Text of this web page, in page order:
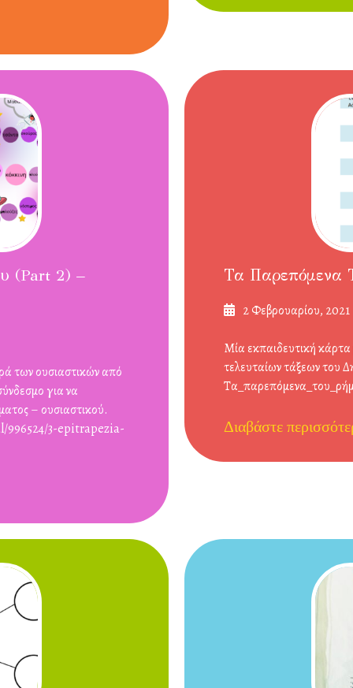
(part 2) –
των ουσιαστικών από
για να
– ουσιαστικού.
996524/3-epitrapezia-
Τα Παρεπόμενα
Δημοσιεύτηκε
2 Φεβρουαρίου, 2021
Μία εκπαιδευτική
τελευταίων τάξεων του
Διαβάστε